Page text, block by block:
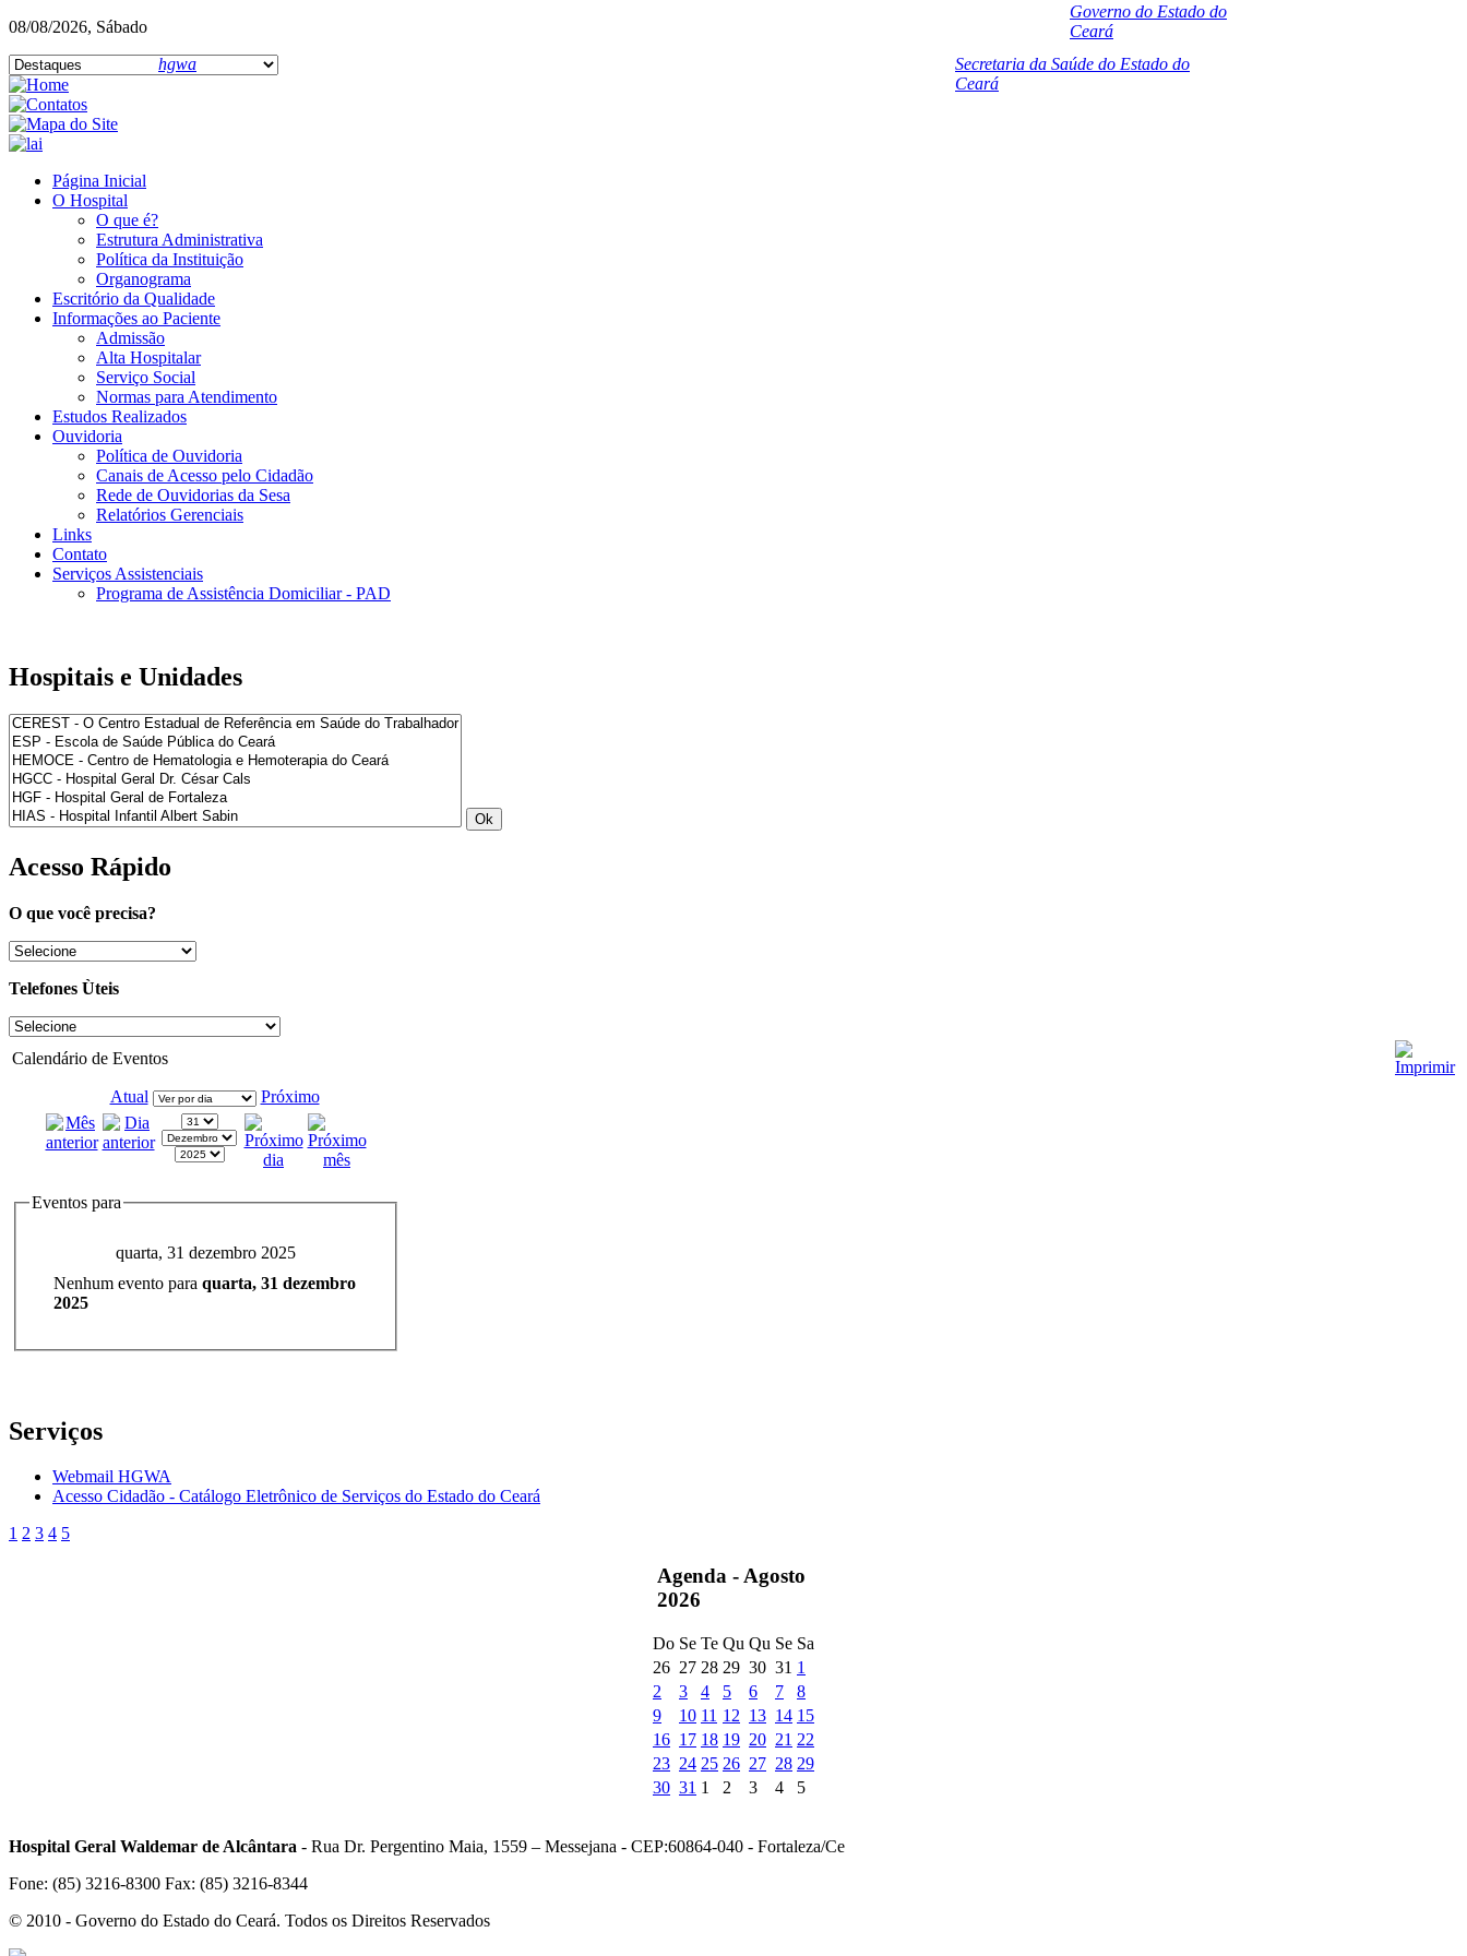
08/08/2026, Sábado
hgwa
Secretaria da Saúde do Estado do
Ceará
Governo do Estado do
Ceará
Página Inicial
O Hospital
O que é?
Estrutura Administrativa
Política da Instituição
Organograma
Escritório da Qualidade
Informações ao Paciente
Admissão
Alta Hospitalar
Serviço Social
Normas para Atendimento
Estudos Realizados
Ouvidoria
Política de Ouvidoria
Canais de Acesso pelo Cidadão
Rede de Ouvidorias da Sesa
Relatórios Gerenciais
Links
Contato
Serviços Assistenciais
Programa de Assistência Domiciliar - PAD
Hospitais e Unidades
Acesso Rápido
O que você precisa?
Telefones Ùteis
Calendário de Eventos
Atual Próximo
Eventos para
quarta, 31 dezembro 2025
Nenhum evento para quarta, 31 dezembro
2025
Serviços
Webmail HGWA
Acesso Cidadão - Catálogo Eletrônico de Serviços do Estado do Ceará
1 2 3 4 5
Agenda - Agosto
2026
Do Se Te Qu Qu Se Sa
26 27 28 29 30 31 1
2
3 4 5 6 7
8
9
10 11 12 13 14 15
16 17 18 19 20 21 22
23 24 25 26 27 28 29
30 31 1 2 3 4 5
Hospital Geral Waldemar de Alcântara - Rua Dr. Pergentino Maia, 1559 – Messejana - CEP:60864-040 - Fortaleza/Ce
Fone: (85) 3216-8300 Fax: (85) 3216-8344
© 2010 - Governo do Estado do Ceará. Todos os Direitos Reservados